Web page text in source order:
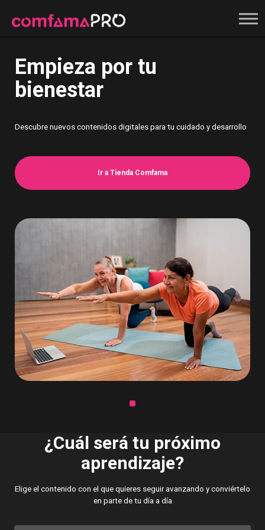
Empieza por tu
bienestar
Descubre nuevos contenidos digitales para tu cuidado y desarrollo
Ir a Tienda Comfama
¿Cuál será tu próximo
aprendizaje?
Elige el contenido con el que quieres seguir avanzando y conviértelo
en parte de tu día a día